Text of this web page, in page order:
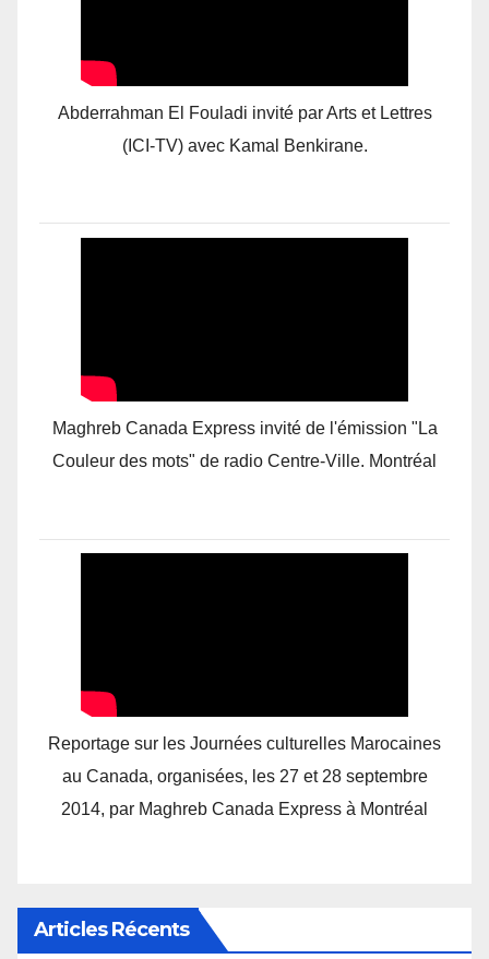
Abderrahman El Fouladi invité par Arts et Lettres
(ICI-TV) avec Kamal Benkirane.
Maghreb Canada Express invité de l'émission "La
Couleur des mots" de radio Centre-Ville. Montréal
Reportage sur les Journées culturelles Marocaines
au Canada, organisées, les 27 et 28 septembre
2014, par Maghreb Canada Express à Montréal
Articles Récents